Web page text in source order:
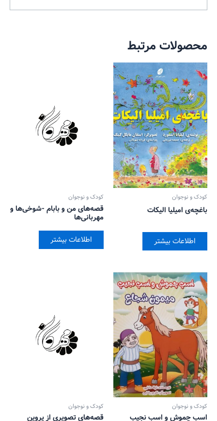
محصولات مرتبط
کودک و نوجوان
باغچه‌ی امیلیا الیکات
اطلاعات بیشتر
کودک و نوجوان
قصه‌های من و بابام -شوخی‌ها و
مهربانی‌ها
اطلاعات بیشتر
کودک و نوجوان
اسب چموش و اسب نجیب
کودک و نوجوان
قصه‌های تصویری از پروین